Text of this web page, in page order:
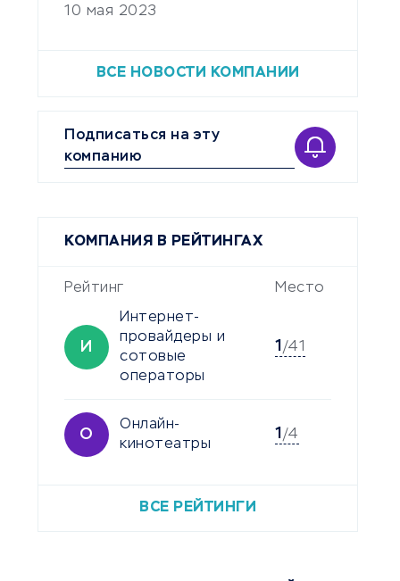
10 мая 2023
ВСЕ НОВОСТИ КОМПАНИИ
Подписаться на эту
компанию
КОМПАНИЯ В РЕЙТИНГАХ
Рейтинг Место
И
Интернет-
провайдеры и
сотовые
операторы
1 /41
О
Онлайн-
кинотеатры
1 /4
ВСЕ РЕЙТИНГИ